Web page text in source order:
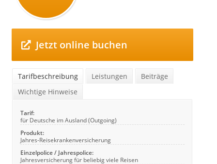
Jetzt online buchen
Tarifbeschreibung Leistungen
Beiträge
Wichtige Hinweise
Tarif:
für Deutsche im Ausland (Outgoing)
Produkt:
Jahres-Reisekrankenversicherung
Einzelpolice / Jahrespolice:
Jahresversicherung für beliebig viele Reisen